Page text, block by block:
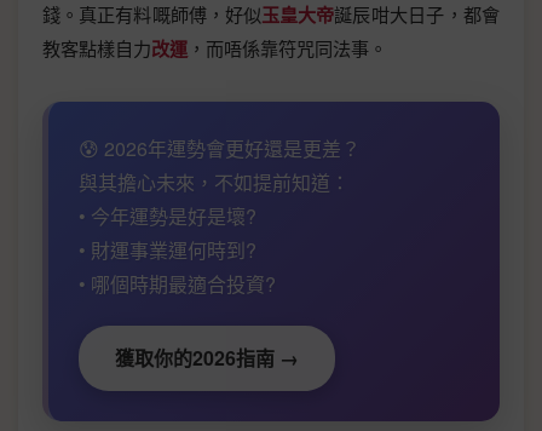
錢。真正有料嘅師傅，好似玉皇大帝誕辰咁大日子，都會
教客點樣自力改運 ，而唔係靠符咒同法事。
😰 2026年運勢會更好還是更差？
與其擔心未來，不如提前知道：
• 今年運勢是好是壞?
• 財運事業運何時到?
• 哪個時期最適合投資?
獲取你的2026指南 →